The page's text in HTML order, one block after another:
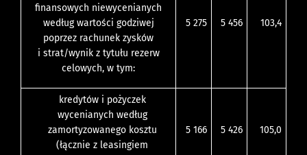
finansowych niewycenianych
według wartości godziwej
poprzez rachunek zysków
i strat/wynik z tytułu rezerw
celowych, w tym:
5 275 5 456 103,4
kredytów i pożyczek
wycenianych według
zamortyzowanego kosztu
(łącznie z leasingiem
5 166 5 426 105,0